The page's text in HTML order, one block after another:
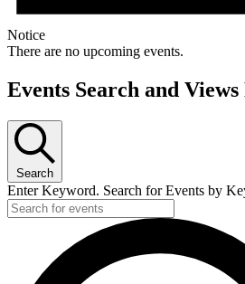
Notice
There are no upcoming events.
Events Search and
Search
Enter Keyword. Search for Events by